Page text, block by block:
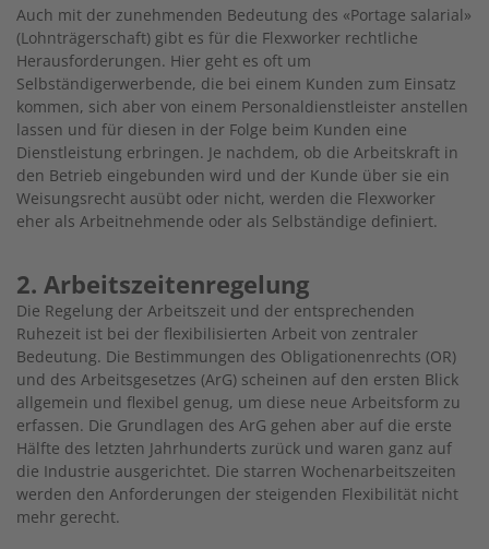
Auch mit der zunehmenden Bedeutung des «Portage salarial»
(Lohnträgerschaft) gibt es für die Flexworker rechtliche
Herausforderungen. Hier geht es oft um
Selbständigerwerbende, die bei einem Kunden zum Einsatz
kommen, sich aber von einem Personaldienstleister anstellen
lassen und für diesen in der Folge beim Kunden eine
Dienstleistung erbringen. Je nachdem, ob die Arbeitskraft in
den Betrieb eingebunden wird und der Kunde über sie ein
Weisungsrecht ausübt oder nicht, werden die Flexworker
eher als Arbeitnehmende oder als Selbständige definiert.
2. Arbeitszeitenregelung
Die Regelung der Arbeitszeit und der entsprechenden
Ruhezeit ist bei der flexibilisierten Arbeit von zentraler
Bedeutung. Die Bestimmungen des Obligationenrechts (OR)
und des Arbeitsgesetzes (ArG) scheinen auf den ersten Blick
allgemein und flexibel genug, um diese neue Arbeitsform zu
erfassen. Die Grundlagen des ArG gehen aber auf die erste
Hälfte des letzten Jahrhunderts zurück und waren ganz auf
die Industrie ausgerichtet. Die starren Wochenarbeitszeiten
werden den Anforderungen der steigenden Flexibilität nicht
mehr gerecht.